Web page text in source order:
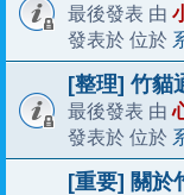
最後發表 由
發表於 位於
[整理] 竹貓
最後發表 由
發表於 位於
[重要] 關於